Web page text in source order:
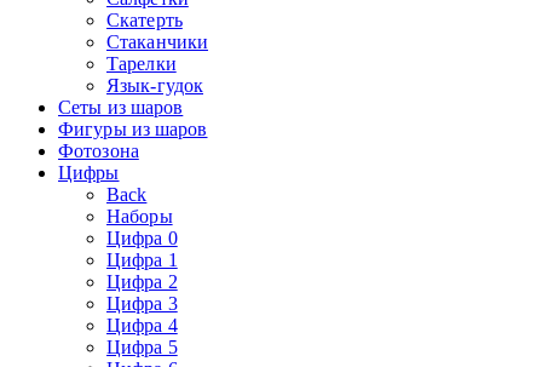
Скатерть
Стаканчики
Тарелки
Язык-гудок
Сеты из шаров
Фигуры из шаров
Фотозона
Цифры
Back
Наборы
Цифра 0
Цифра 1
Цифра 2
Цифра 3
Цифра 4
Цифра 5